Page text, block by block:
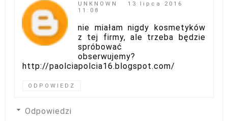
UNKNOWN
13 lipca 2016
11:08
nie miałam nigdy kosmetyków
z tej firmy, ale trzeba będzie
spróbować
obserwujemy?
http://paolciapolcia16.blogspot.com/
ODPOWIEDZ
Odpowiedzi